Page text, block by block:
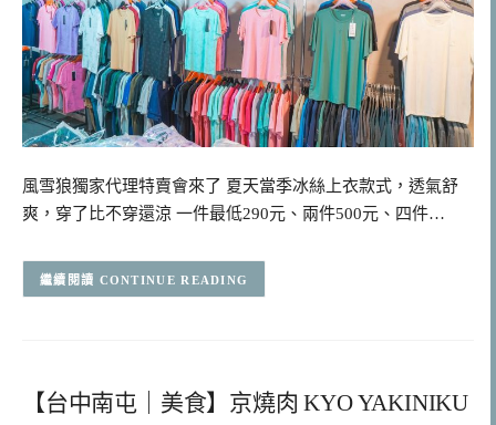
風雪狼獨家代理特賣會來了 夏天當季冰絲上衣款式，透氣舒
爽，穿了比不穿還涼 一件最低290元、兩件500元、四件…
CONTINUE READING
【台中南屯｜美食】京燒肉 KYO YAKINIKU